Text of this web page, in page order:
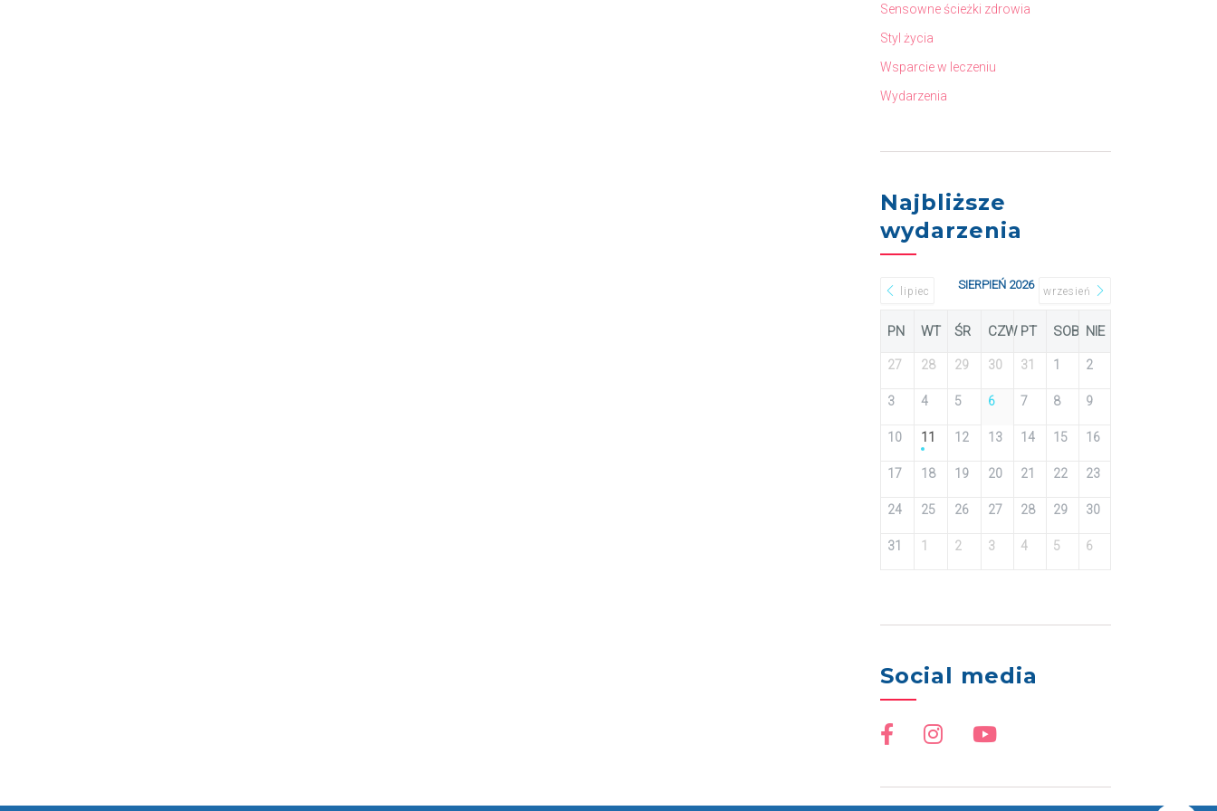
Sensowne ścieżki zdrowia
Styl życia
Wsparcie w leczeniu
Wydarzenia
Najbliższe
wydarzenia
lipiec SIERPIEŃ 2026 wrzesień
PN WT ŚR CZW PT SOB NIE
27 28 29 30 31 1 2
3 4 5 6 7 8 9
10 11 12 13 14 15 16
17 18 19 20 21 22 23
24 25 26 27 28 29 30
31 1 2 3 4 5 6
Social media